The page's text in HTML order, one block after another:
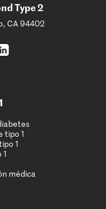
Type 2
CA 94402
tipo 1
1
médica